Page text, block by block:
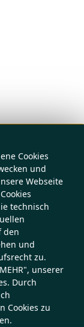
Cookies
und
Webseite
technisch
den
und
zu.
unserer
Durch
Cookies zu